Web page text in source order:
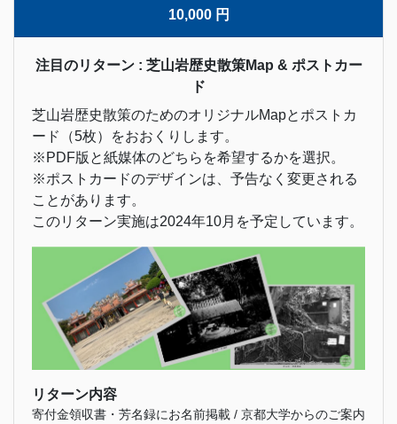
10,000 円
注目のリターン : 芝山岩歴史散策Map & ポストカー
ド
芝山岩歴史散策のためのオリジナルMapとポストカ
ード（5枚）をおおくりします。
※PDF版と紙媒体のどちらを希望するかを選択。
※ポストカードのデザインは、予告なく変更される
ことがあります。
このリターン実施は2024年10月を予定しています。
リターン内容
寄付金領収書・芳名録にお名前掲載 / 京都大学からのご案内